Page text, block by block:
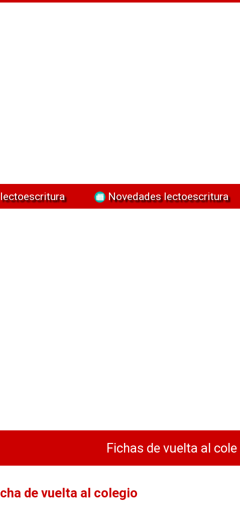
Novedades lectoescritura
Fichas de vuelta al cole
de vuelta al colegio